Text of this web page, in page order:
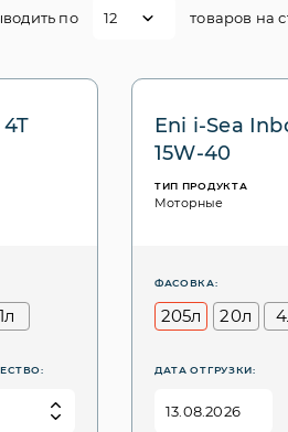
по товаров на
1л
Eni i-Sea
15W-40
ТИП ПРОДУКТА
Моторные
ФАСОВКА:
205л 20л
ДАТА ОТГРУЗКИ: